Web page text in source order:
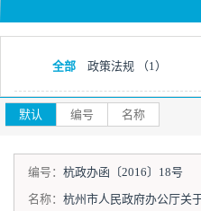
全部 政策法规 （1）
默认 编号 名称
编号： 杭政办函〔2016〕18号
名称： 杭州市人民政府办公厅关于印发